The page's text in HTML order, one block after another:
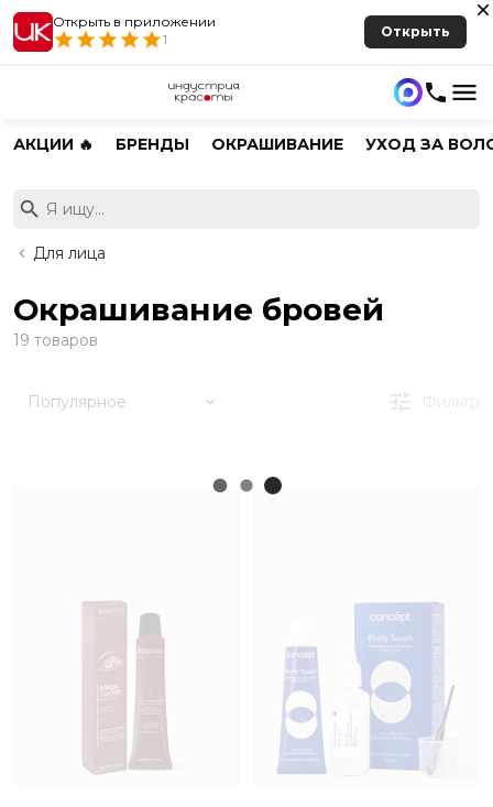
Открыть в приложении
1
Открыть
АКЦИИ 🔥 БРЕНДЫ ОКРАШИВАНИЕ УХОД ЗА
Для лица
Окрашивание бровей
19 товаров
Популярное Фильтр